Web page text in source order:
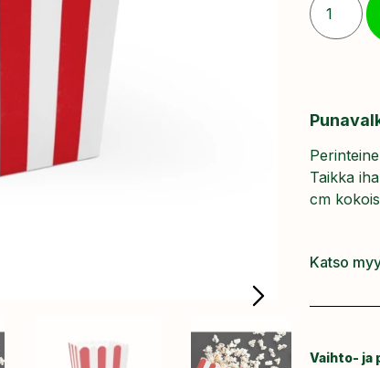
Taikka
cm
Katso
Vaihto- ja